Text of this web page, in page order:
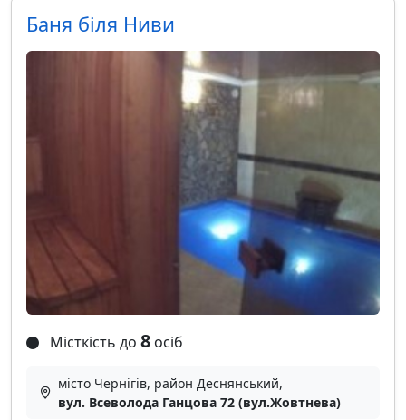
Баня біля Ниви
Місткість до 8 осіб
місто Чернігів, район Деснянський,
вул. Всеволода Ганцова 72 (вул.Жовтнева)